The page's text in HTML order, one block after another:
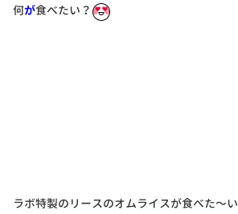
何が食べたい？
ラボ特製のリースのオムライスが食べた〜い